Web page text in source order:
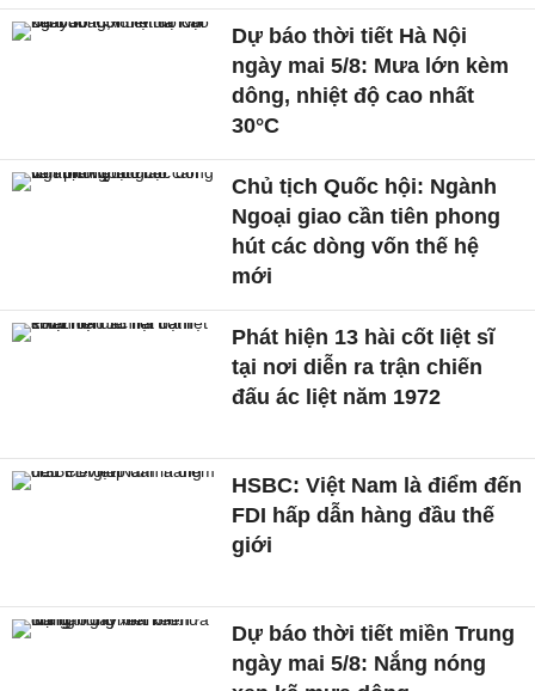
Dự báo thời tiết Hà Nội
ngày mai 5/8: Mưa lớn kèm
dông, nhiệt độ cao nhất
30°C
Chủ tịch Quốc hội: Ngành
Ngoại giao cần tiên phong
hút các dòng vốn thế hệ
mới
Phát hiện 13 hài cốt liệt sĩ
tại nơi diễn ra trận chiến
đấu ác liệt năm 1972
HSBC: Việt Nam là điểm đến
FDI hấp dẫn hàng đầu thế
giới
Dự báo thời tiết miền Trung
ngày mai 5/8: Nắng nóng